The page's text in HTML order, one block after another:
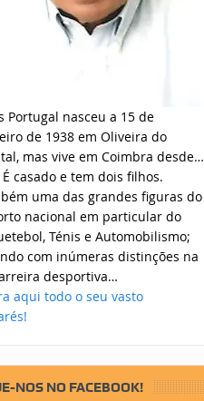
Portugal nasceu a 15 de
de 1938 em Oliveira do
mas vive em Coimbra desde…
É casado e tem dois filhos.
uma das grandes figuras do
nacional em particular do
Ténis e Automobilismo;
com inúmeras distinções na
desportiva…
aqui todo o seu vasto
NOS NO FACEBOOK!